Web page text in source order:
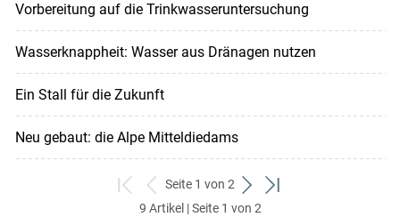
Vorbereitung auf die Trinkwasseruntersuchung
Wasserknappheit: Wasser aus Dränagen nutzen
Ein Stall für die Zukunft
Neu gebaut: die Alpe Mitteldiedams
zum
zurück
Seite 1 von 2
weiterzum
9 Artikel | Seite 1 von 2